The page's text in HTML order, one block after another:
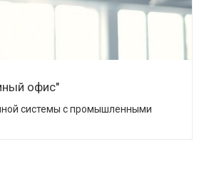
офис"
системы с промышленными